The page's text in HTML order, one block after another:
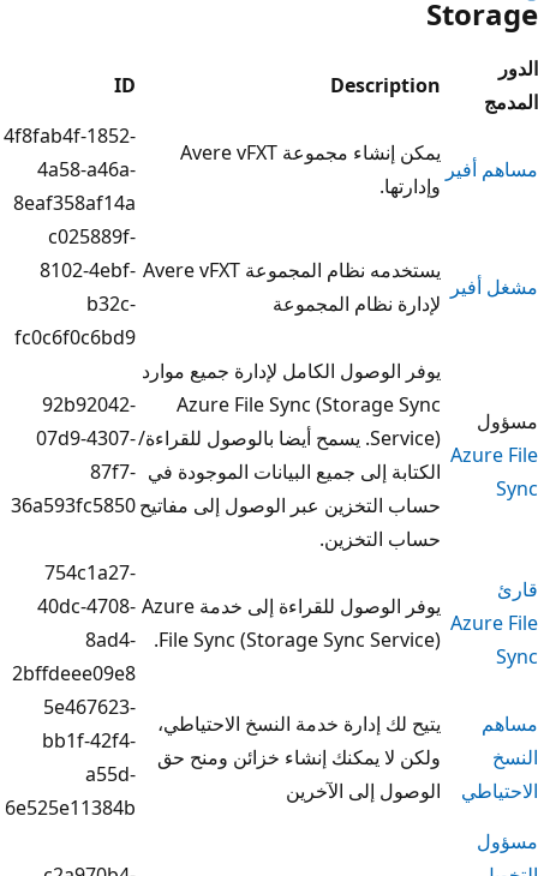
يمكن إنشاء مجموعة Avere vFXT
4a58-a46a-
يستخدمه نظام المجموعة Avere vFXT
نظام المجموعة
8102-4ebf-
b32c-
الكامل لإدارة جميع موارد
Azure File Sync
Service). يسمح أيضا بالوصول للقراءة/
إلى جميع البيانات الموجودة في
عبر الوصول إلى مفاتيح
92b92042-
07d9-4307-
87f7-
36a593fc5850
يوفر الوصول للقراءة إلى خدمة Azure
File Sync (Storage Sync
40dc-4708-
8ad4-
إدارة خدمة النسخ الاحتياطي،
يمكنك إنشاء خزائن ومنح حق
إلى الآخرين
bb1f-42f4-
a55d-